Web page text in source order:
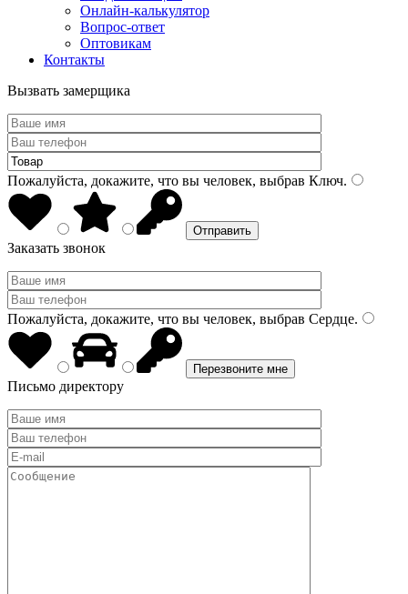
Онлайн-калькулятор
Вопрос-ответ
Оптовикам
Контакты
Вызвать замерщика
Пожалуйста, докажите, что вы человек, выбрав Ключ.
Заказать звонок
Пожалуйста, докажите, что вы человек, выбрав Сердце.
Письмо директору